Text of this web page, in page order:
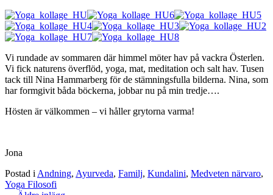
Vi rundade av sommaren där himmel möter hav på vackra Österlen.
Vi fick naturens överflöd, yoga, mat, meditation och salt hav. Tusen
tack till Nina Hammarberg för de stämningsfulla bilderna. Nina, som
har formgivit båda böckerna, jobbar nu på min tredje….
Hösten är välkommen – vi håller grytorna varma!
Jona
Postad i Andning, Ayurveda, Familj, Kundalini, Medveten närvaro,
Yoga Filosofi